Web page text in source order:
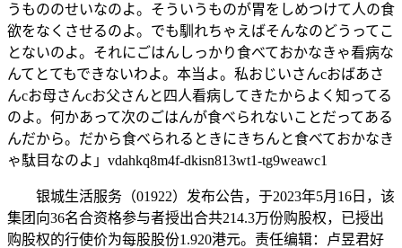
うもののせいなのよ。そういうものが胃をしめつけて人の食
欲をなくさせるのよ。でも馴れちゃえばそんなのどうってこ
とないのよ。それにごはんしっかり食べておかなきゃ看病な
んてとてもできないわよ。本当よ。私おじいさんcおばあさ
んcお母さんcお父さんと四人看病してきたからよく知ってる
のよ。何かあって次のごはんが食べられないことだってある
んだから。だから食べられるときにきちんと食べておかなき
ゃ駄目なのよ」vdahkq8m4f-dkisn813wt1-tg9weawc1
银城生活服务（01922）发布公告，于2023年5月16日，该
集团向36名合资格参与者授出合共214.3万份购股权，已授出
购股权的行使价为每股股份1.920港元。责任编辑：卢昱君好